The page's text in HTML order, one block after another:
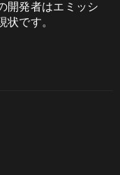
開発者はエミッシ
状です。